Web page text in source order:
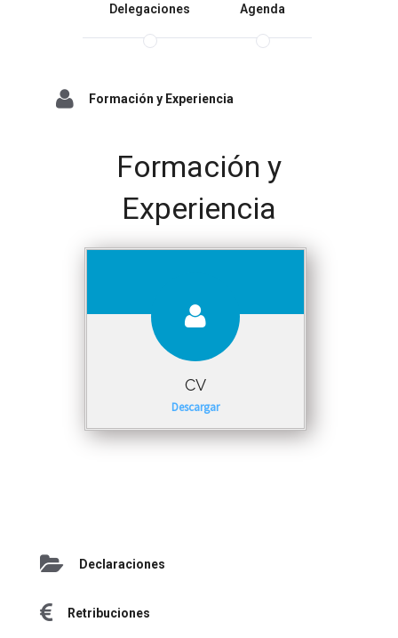
Delegaciones Agenda
Formación y Experiencia
Formación y
Experiencia
CV
Descargar
Declaraciones
Retribuciones